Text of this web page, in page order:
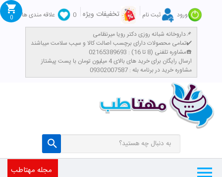
ورود ثبت نام تخفیفات ویژه 0
علاقه مندی ها
داروخانه شبانه روزی دکتر رویا میرنظامی📌
تمامی محصولات دارای برچسب اصالت کالا و سیب سلامت میباشند✔️
مشاوره تلفنی (8 تا 16) : 02165389693☎️
​ارسال رایگان برای خرید های بالای 4 میلیون تومان با پست پیشتاز
مشاوره خرید در برنامه بله : 09302007587
0
مجله مهتاطب